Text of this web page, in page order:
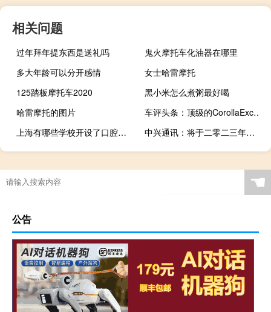
相关问题
过年拜年提东西是送礼吗
鬼火摩托车化油器在哪里
多大年龄可以分开感情
女士哈雷摩托
125踏板摩托车2020
黑小米怎么煮粥最好喝
哈雷摩托的图片
车评头条：顶级的CorollaExcel配备18英寸合金轮毂运动型座椅
上海有哪些学校开设了口腔医学专业
中兴通讯：将于二零二三年八月十八日（星期五）举行董事会会议藉以批准本公司及其附属公司截至二零二三年六月三十日止六个月之中期业绩及其发布以及处理任何其他事项（如有）
☚
公告